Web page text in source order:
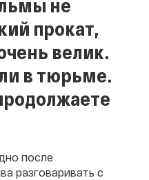
не
прокат,
велик.
в тюрьме.
после
разговаривать с